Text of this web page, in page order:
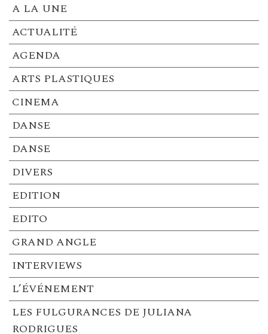
A LA UNE
ACTUALITÉ
AGENDA
ARTS PLASTIQUES
CINEMA
DANSE
DANSE
DIVERS
EDITION
EDITO
GRAND ANGLE
INTERVIEWS
L’ÉVÉNEMENT
LES FULGURANCES DE JULIANA
RODRIGUES